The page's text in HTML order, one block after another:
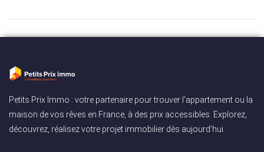
Petits Prix Immo : votre partenaire pour trouver l'appartement ou la
maison de vos rêves en France, à des prix accessibles. Explorez,
découvrez, réalisez votre projet immobilier dès aujourd'hui.